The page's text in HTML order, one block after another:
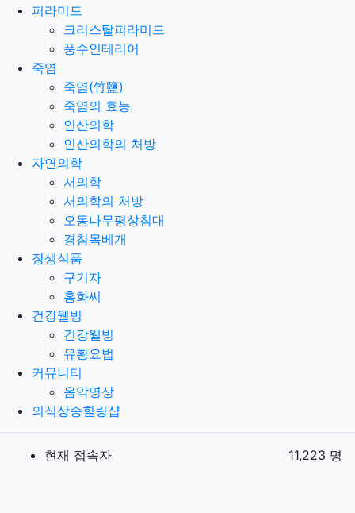
피라미드
크리스탈피라미드
풍수인테리어
죽염
죽염(竹鹽)
죽염의 효능
인산의학
인산의학의 처방
자연의학
서의학
서의학의 처방
오동나무평상침대
경침목베개
장생식품
구기자
홍화씨
건강웰빙
건강웰빙
유황요법
커뮤니티
음악명상
의식상승힐링샵
현재 접속자 11,223 명